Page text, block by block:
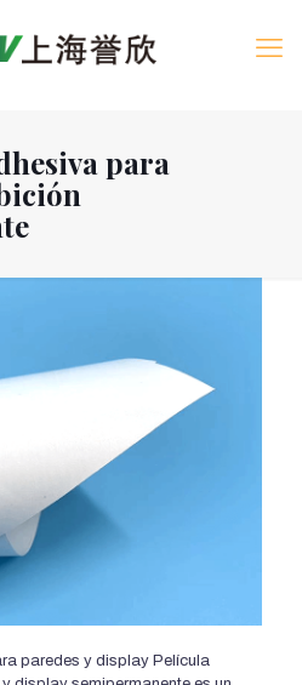
para
paredes y display Película